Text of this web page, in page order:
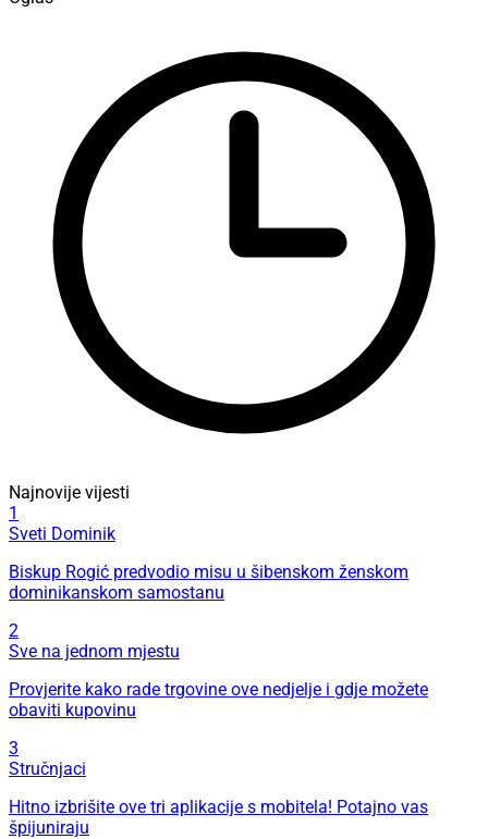
Najnovije vijesti
1
Sveti Dominik
Biskup Rogić predvodio misu u šibenskom ženskom
dominikanskom samostanu
2
Sve na jednom mjestu
Provjerite kako rade trgovine ove nedjelje i gdje možete
obaviti kupovinu
3
Stručnjaci
Hitno izbrišite ove tri aplikacije s mobitela! Potajno vas
špijuniraju